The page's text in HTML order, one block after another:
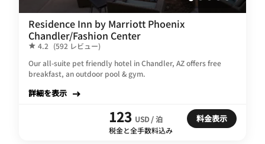
Residence Inn by Marriott Phoenix
Chandler/Fashion Center
4.2 (592 レビュー)
Our all-suite pet friendly hotel in Chandler, AZ offers free
breakfast, an outdoor pool & gym.
詳細を表示
123 USD / 泊
税金と全手数料込み
料金表示